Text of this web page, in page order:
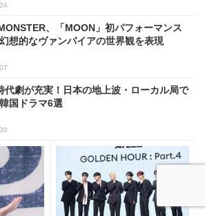
、「MOON」初パフォーマンス
想的なヴァンパイアの世界観を表現
代劇が充実！日本の地上波・ローカル局で
国ドラマ6選